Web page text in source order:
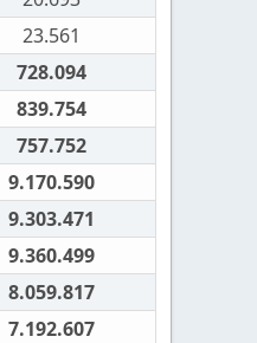
23.561
728.094
839.754
757.752
9.170.590
9.303.471
9.360.499
8.059.817
7.192.607